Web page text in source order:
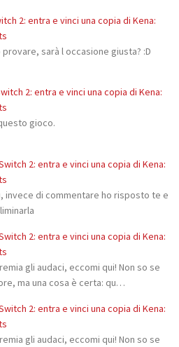
2: entra e vinci una copia di Kena:
sarà l occasione giusta? :D
2: entra e vinci una copia di Kena:
gioco.
2: entra e vinci una copia di Kena:
invece di commentare ho risposto te e
2: entra e vinci una copia di Kena:
gli audaci, eccomi qui! Non so se
ma una cosa è certa: qu…
2: entra e vinci una copia di Kena:
gli audaci, eccomi qui! Non so se